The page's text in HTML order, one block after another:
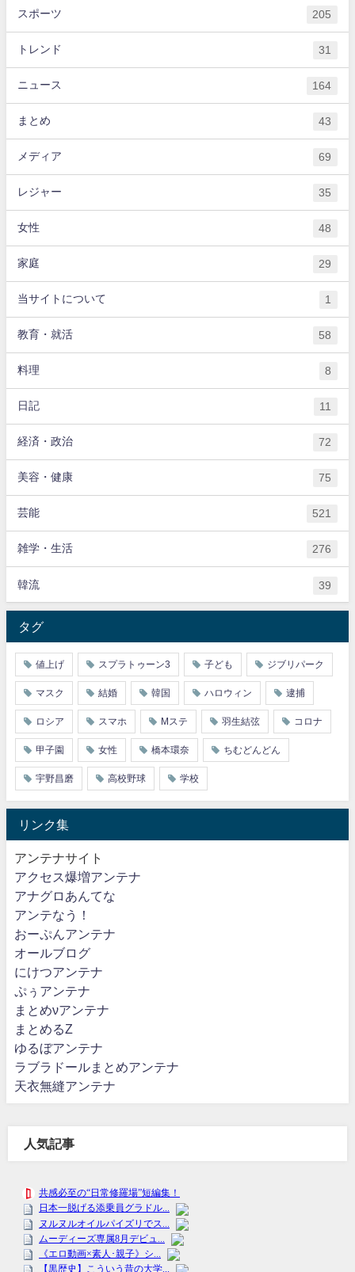
スポーツ 205
トレンド 31
ニュース 164
まとめ 43
メディア 69
レジャー 35
女性 48
家庭 29
当サイトについて 1
教育・就活 58
料理 8
日記 11
経済・政治 72
美容・健康 75
芸能 521
雑学・生活 276
韓流 39
タグ
値上げ スプラトゥーン3 子ども ジブリパーク
マスク 結婚 韓国 ハロウィン 逮捕
ロシア スマホ Mステ 羽生結弦 コロナ
甲子園 女性 橋本環奈 ちむどんどん
宇野昌磨 高校野球 学校
リンク集
アンテナサイト
アクセス爆増アンテナ
アナグロあんてな
アンテなう！
おーぷんアンテナ
オールブログ
にけつアンテナ
ぷぅアンテナ
まとめνアンテナ
まとめるZ
ゆるぼアンテナ
ラブラドールまとめアンテナ
天衣無縫アンテナ
人気記事